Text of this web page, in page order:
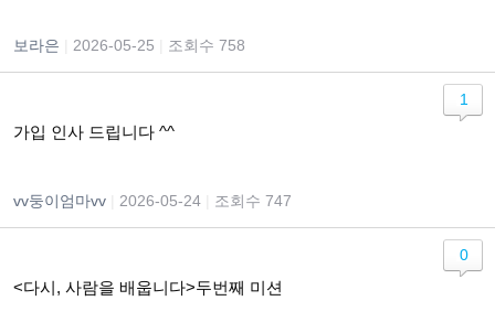
보라은 2026-05-25 조회수 758
가입 인사 드립니다 ^^
vv둥이엄마vv 2026-05-24 조회수 747
1
<다시, 사람을 배웁니다>두번째 미션
0